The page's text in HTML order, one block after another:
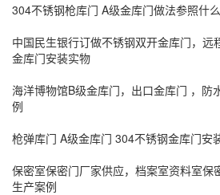
304不锈钢枪库门 A级金库门做法参照什么
中国民生银行订做不锈钢双开金库门，远
金库门安装实物
海洋博物馆B级金库门，出口金库门 ，防
例
枪弹库门 A级金库门 304不锈钢金库门安
保密室保密门厂家供应，档案室资料室保
生产案例